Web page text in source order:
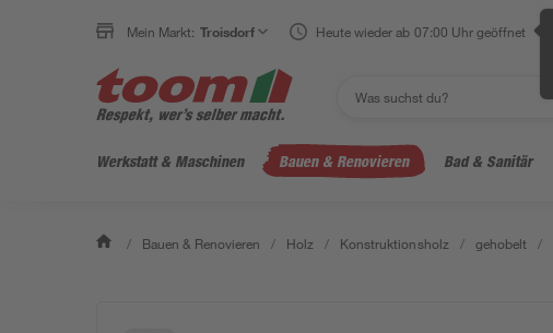
Mein Markt: Troisdorf Heute wieder ab 07:00 Uhr geöffnet
Werkstatt & Maschinen Bauen & Renovieren Bad & Sanitär
/ Bauen & Renovieren / Holz / Konstruktionsholz / gehobelt /